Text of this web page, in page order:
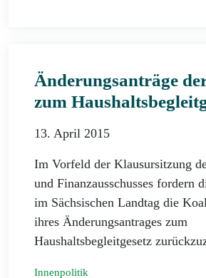
Änderungsanträge
zum
13. April 2015
Im Vorfeld der Klausursitzung
und Finanzausschusses fordern
im Sächsischen Landtag die
ihres Änderungsantrages zum
Haushaltsbegleitgesetz
Innenpolitik